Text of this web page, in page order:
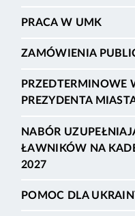
PRACA W UMK
ZAMÓWIENIA
PRZEDTERMINOWE
PREZYDENTA
NABÓR
ŁAWNIKÓW NA
2027
POMOC DLA